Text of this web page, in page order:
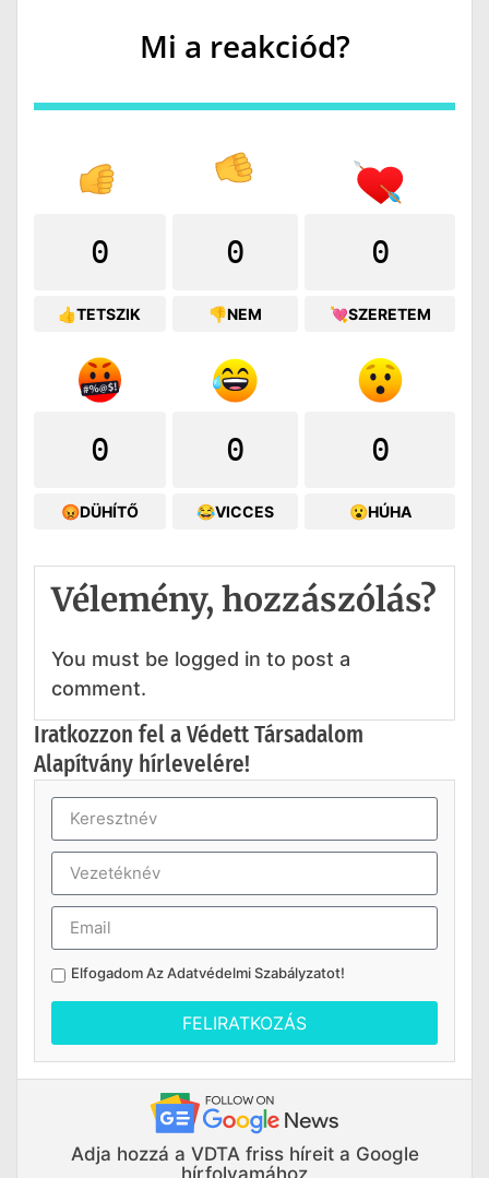
Mi a reakciód?
0
👍TETSZIK
0
👎NEM
0
💘SZERETEM
0
😡DÜHÍTŐ
0
😂VICCES
0
😮HÚHA
Vélemény, hozzászólás?
You must be logged in to post a
comment.
Iratkozzon fel a Védett Társadalom
Alapítvány hírlevelére!
Elfogadom AzAdatvédelmi Szabályzatot!
FELIRATKOZÁS
Adja hozzá a VDTA friss híreit a Google
hírfolyamához